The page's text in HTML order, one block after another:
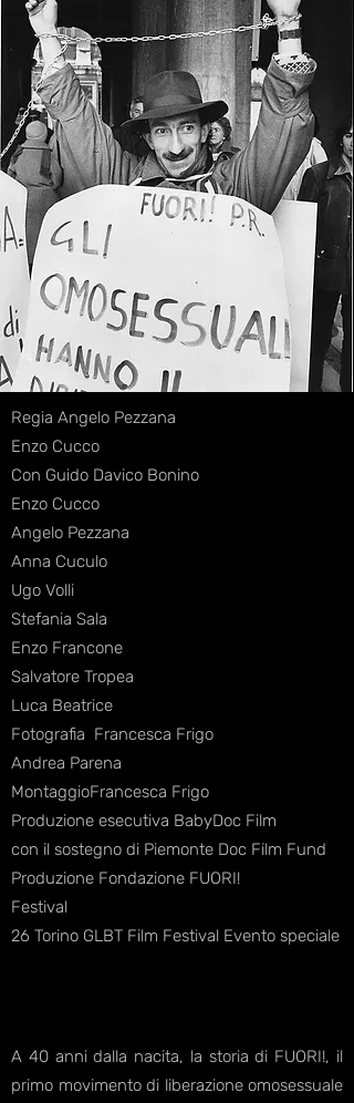
Regia Angelo Pezzana
Enzo Cucco
Con Guido Davico Bonino
Enzo Cucco
Angelo Pezzana
Anna Cuculo
Ugo Volli
Stefania Sala
Enzo Francone
Salvatore Tropea
Luca Beatrice
Fotografia Francesca Frigo
Andrea Parena
MontaggioFrancesca Frigo
Produzione esecutiva BabyDoc Film
con il sostegno di Piemonte Doc Film Fund
Produzione Fondazione FUORI!
Festival
26 Torino GLBT Film Festival Evento speciale
A 40 anni dalla nacita, la storia di FUORI!, il
primo movimento di liberazione omosessuale